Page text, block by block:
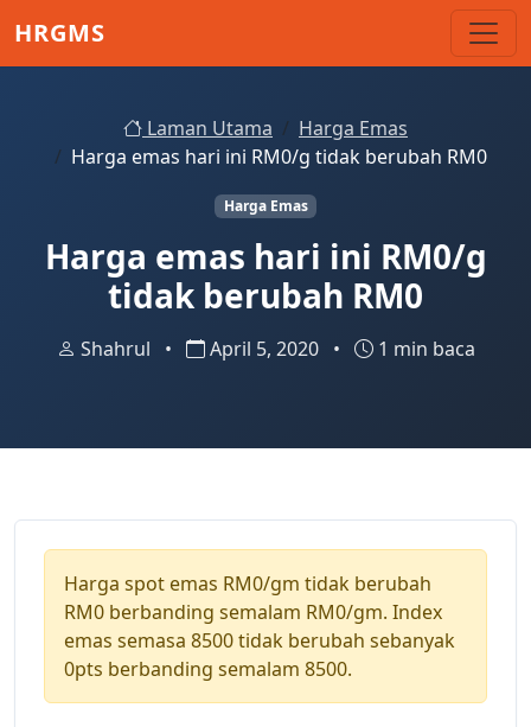
HRGMS
Laman Utama
Harga Emas
Harga emas hari ini RM0/g tidak berubah RM0
Harga Emas
Harga emas hari ini RM0/g
tidak berubah RM0
Shahrul • April 5, 2020 • 1 min baca
Harga spot emas RM0/gm tidak berubah
RM0 berbanding semalam RM0/gm. Index
emas semasa 8500 tidak berubah sebanyak
0pts berbanding semalam 8500.